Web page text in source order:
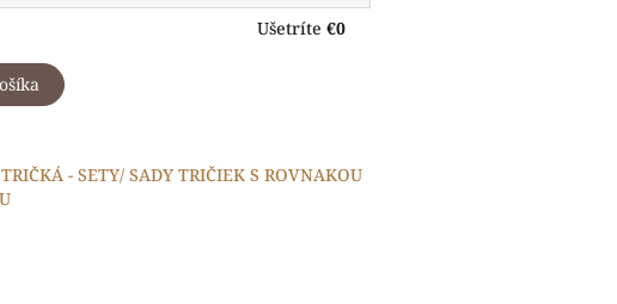
Ušetríte €0
- SETY/ SADY TRIČIEK S ROVNAKOU